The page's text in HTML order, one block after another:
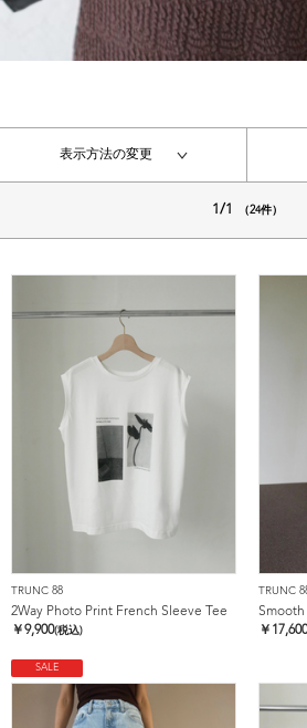
表示方法の変更
1/1 （24件）
TRUNC 88
2Way Photo Print French Sleeve Tee
￥9,900(税込)
TRUNC
Smooth
￥ 17,600
SALE